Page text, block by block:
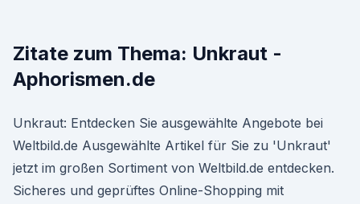
Zitate zum Thema: Unkraut -
Aphorismen.de
Unkraut: Entdecken Sie ausgewählte Angebote bei
Weltbild.de Ausgewählte Artikel für Sie zu 'Unkraut'
jetzt im großen Sortiment von Weltbild.de entdecken.
Sicheres und geprüftes Online-Shopping mit